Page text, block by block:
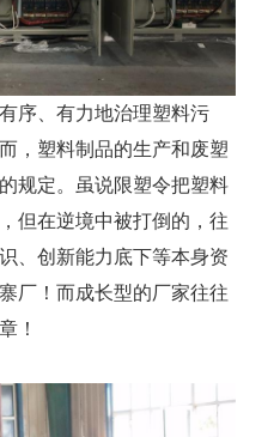
序、有力地治理塑料污
，塑料制品的生产和废塑
规定。虽说限塑令把塑料
但在逆境中被打倒的，往
、创新能力底下等本身资
厂！而成长型的厂家往往
！